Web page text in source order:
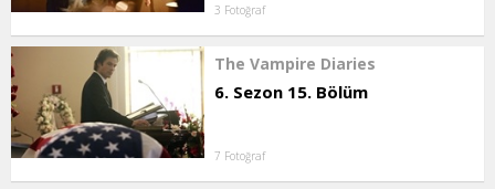
3 Fotoğraf
The Vampire Diaries
6. Sezon 15. Bölüm
7 Fotoğraf